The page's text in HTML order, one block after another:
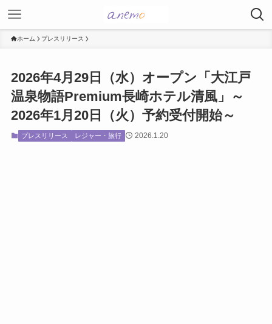
ホーム プレスリリース
2026年4月29日（水）オープン「大江戸
温泉物語Premium長崎ホテル清風」～
2026年1月20日（火）予約受付開始～
プレスリリース レジャー・旅行 2026.1.20